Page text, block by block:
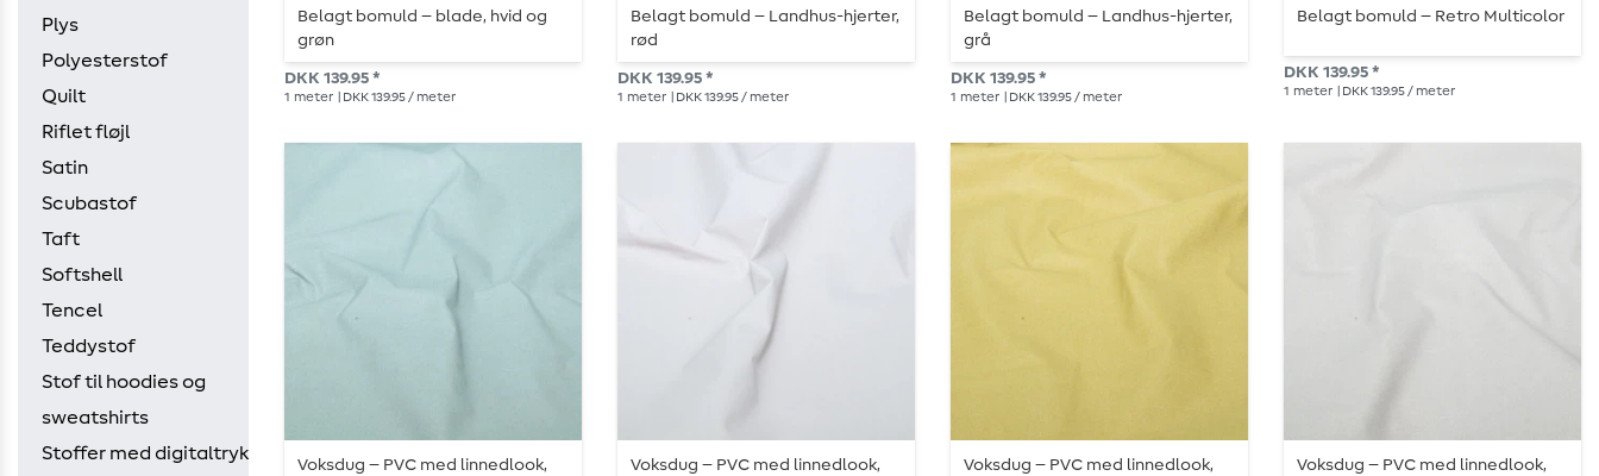
Plys
Polyesterstof
Quilt
Riflet fløjl
Satin
Scubastof
Taft
Softshell
Tencel
Teddystof
Stof til hoodies og
sweatshirts
Stoffer med digitaltryk
Belagt bomuld – blade, hvid og
grøn
DKK 139.95 *
1 meter | DKK 139.95 / meter
Belagt bomuld – Landhus-hjerter,
rød
DKK 139.95 *
1 meter | DKK 139.95 / meter
Belagt bomuld – Landhus-hjerter,
grå
DKK 139.95 *
1 meter | DKK 139.95 / meter
Belagt bomuld – Retro Multicolor
DKK 139.95 *
1 meter | DKK 139.95 / meter
Voksdug – PVC med linnedlook,
Voksdug – PVC med linnedlook,
Voksdug – PVC med linnedlook,
Voksdug – PVC med linnedlook,